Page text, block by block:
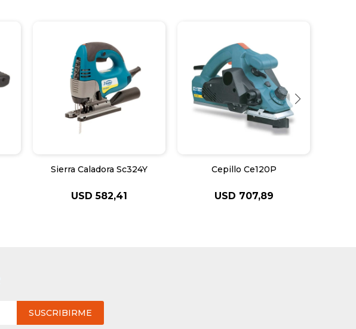
Sierra Caladora Sc324Y
USD 582,41
Cepillo Ce120P
USD 707,89
SUSCRIBIRME